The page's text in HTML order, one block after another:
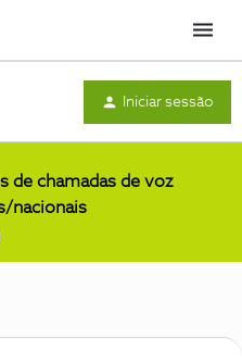
Menu
Iniciar sessão
de chamadas de voz
nacionais